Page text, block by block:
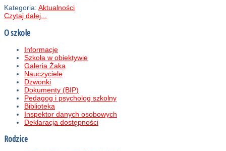
Kategoria: Aktualności
Czytaj dalej...
O szkole
Informacje
Szkoła w obiektywie
Galeria Żaka
Nauczyciele
Dzwonki
Dokumenty (BIP)
Pedagog i psycholog szkolny
Biblioteka
Inspektor danych osobowych
Deklaracja dostępności
Rodzice